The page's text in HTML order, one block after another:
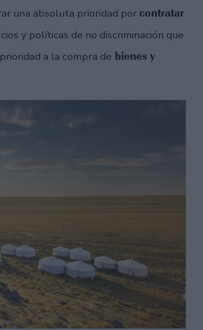
una absoluta prioridad por contratar
y políticas de no discriminación que
a la compra de bienes y